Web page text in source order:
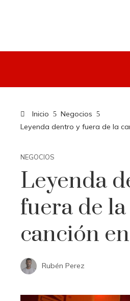
Inicio
Negocios
Leyenda dentro y fuera de la
NEGOCIOS
Leyenda
fuera de la
canción
Rubén Perez